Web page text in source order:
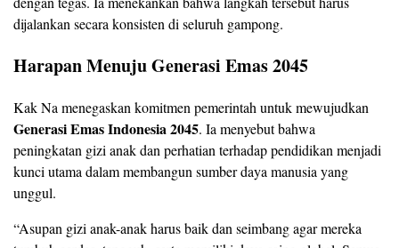
dijalankan secara konsisten di seluruh gampong.
Harapan Menuju Generasi Emas 2045
Kak Na menegaskan komitmen pemerintah untuk mewujudkan
Generasi Emas Indonesia 2045. Ia menyebut bahwa
peningkatan gizi anak dan perhatian terhadap pendidikan menjadi
kunci utama dalam membangun sumber daya manusia yang
unggul.
“Asupan gizi anak-anak harus baik dan seimbang agar mereka